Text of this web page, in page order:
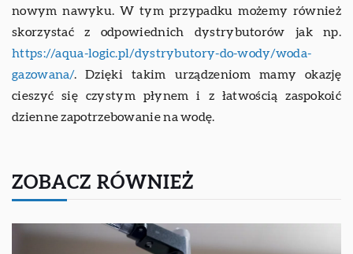
nowym nawyku. W tym przypadku możemy również
skorzystać z odpowiednich dystrybutorów jak np.
https://aqua-logic.pl/dystrybutory-do-wody/woda-
gazowana/. Dzięki takim urządzeniom mamy okazję
cieszyć się czystym płynem i z łatwością zaspokoić
dzienne zapotrzebowanie na wodę.
ZOBACZ RÓWNIEŻ